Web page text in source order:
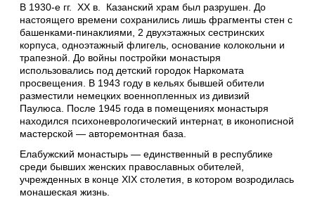
В 1930-е гг. XX в. Казанский храм был разрушен. До
настоящего времени сохранились лишь фрагменты стен с
башенками-пинаклиями, 2 двухэтажных сестринских
корпуса, одноэтажный флигель, основание колокольни и
трапезной. До войны постройки монастыря
использовались под детский городок Наркомата
просвещения. В 1943 году в кельях бывшей обители
разместили немецких военнопленных из дивизий
Паулюса. После 1945 года в помещениях монастыря
находился психоневрологический интернат, в иконописной
мастерской — авторемонтная база.
Елабужский монастырь — единственный в республике
среди бывших женских православных обителей,
учрежденных в конце XIX столетия, в котором возродилась
монашеская жизнь.